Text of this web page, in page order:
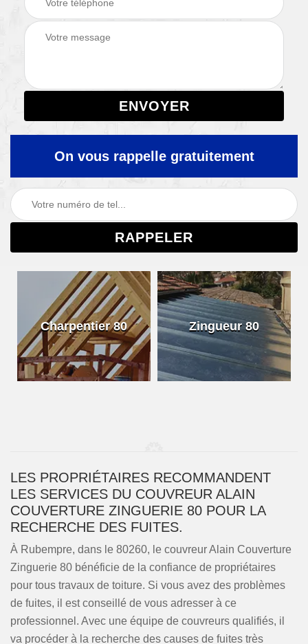
On vous rappelle gratuitement
Charpentier 80 Zingueur 80
LES PROPRIÉTAIRES RECOMMANDENT
LES SERVICES DU COUVREUR ALAIN
COUVERTURE ZINGUERIE 80 POUR LA
RECHERCHE DES FUITES.
À Rubempre, dans le 80260, le couvreur Alain Couverture
Zinguerie 80 bénéficie de la confiance de propriétaires
pour tous travaux de toiture. Si vous avez des problèmes
de fuites, il est conseillé de vous adresser à ce
professionnel. Avec une équipe de couvreurs qualifiés, il
va procéder à la recherche des causes de fuites très